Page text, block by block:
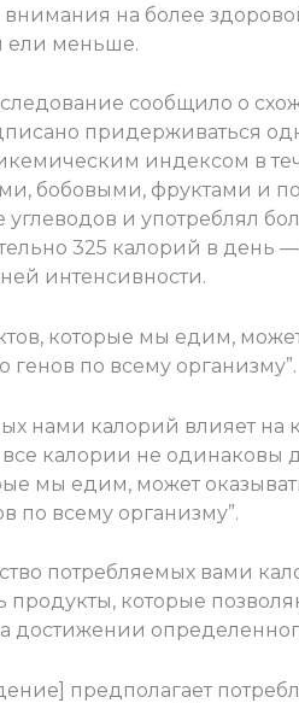
внимания на более
ели меньше.
сообщило о
придерживаться
индексом в
бобовыми, фруктами и
и употреблял
325 калорий в день
интенсивности.
которые мы едим,
генов по всему организму”.
нами калорий влияет
калории не одинаковы
мы едим, может
по всему организму”.
потребляемых вами
продукты, которые
достижении
предполагает